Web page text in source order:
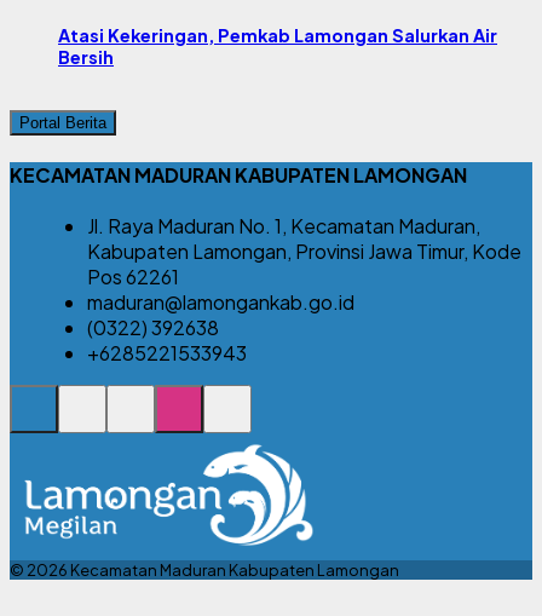
Atasi Kekeringan, Pemkab Lamongan Salurkan Air
Bersih
Portal Berita
KECAMATAN MADURAN KABUPATEN LAMONGAN
Jl. Raya Maduran No. 1, Kecamatan Maduran,
Kabupaten Lamongan, Provinsi Jawa Timur, Kode
Pos 62261
maduran@lamongankab.go.id
(0322) 392638
+6285221533943
© 2026 Kecamatan Maduran Kabupaten Lamongan